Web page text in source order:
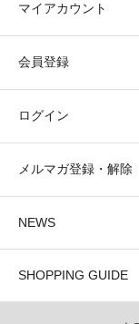
マイアカウント
会員登録
ログイン
メルマガ登録・解除
NEWS
SHOPPING GUIDE